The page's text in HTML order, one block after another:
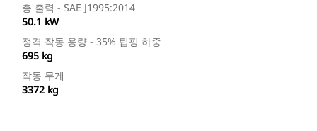
총 출력 - SAE J1995:2014
50.1 kW
정격 작동 용량 - 35% 팁핑 하중
695 kg
작동 무게
3372 kg